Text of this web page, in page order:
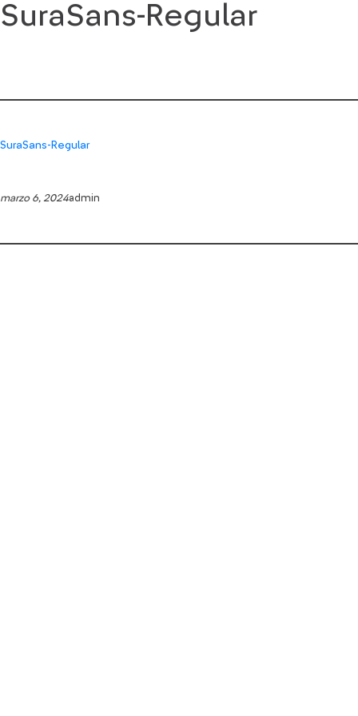
Saltar
al
SuraSans-Regular
SuraSans-Regular
marzo 6, 2024admin